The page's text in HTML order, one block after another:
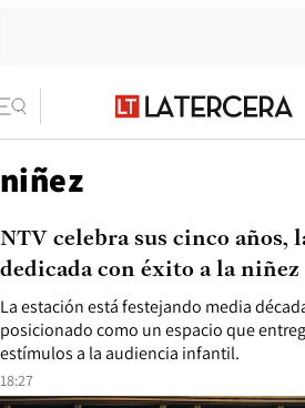
niñez
18:27
La estación está festejando media
posicionado como un espacio que
estímulos a la audiencia infantil.
NTV celebra sus cinco años,
dedicada con éxito a la niñez